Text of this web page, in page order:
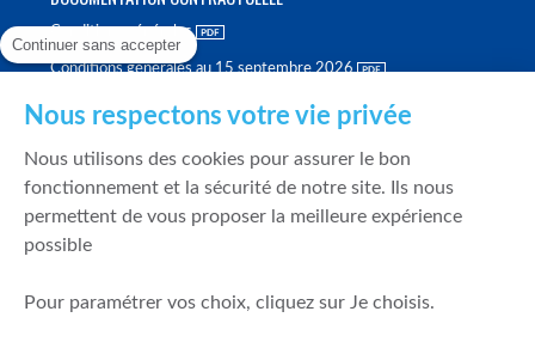
Conditions générales
Conditions générales au 15 septembre 2026
Politique de meilleure sélection
Politique de durabilité
Fonds de garantie des dépôts et de résolution
Continuer sans accepter
Nous respectons votre vie privée
Nous utilisons des cookies pour assurer le bon
fonctionnement et la sécurité de notre site. Ils nous
permettent de vous proposer la meilleure expérience
possible
Pour paramétrer vos choix, cliquez sur Je choisis.